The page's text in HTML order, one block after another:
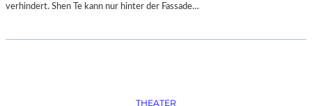
verhindert. Shen Te kann nur hinter der Fassade…
THEATER